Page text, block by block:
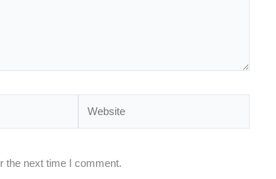
the next time I comment.